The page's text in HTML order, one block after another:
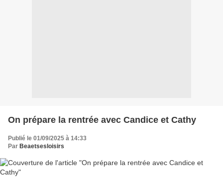
On prépare la rentrée avec Candice et Cathy
Publié le 01/09/2025 à 14:33
Par Beaetsesloisirs